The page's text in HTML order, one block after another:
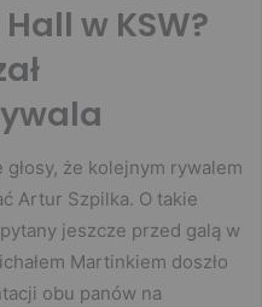
w KSW?
głosy, że kolejnym rywalem
Artur Szpilka. O takie
jeszcze przed galą w
Martinkiem doszło
obu panów na